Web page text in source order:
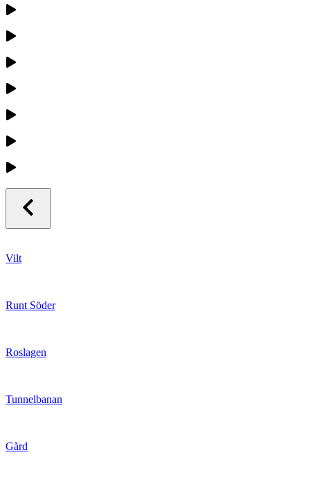
Vilt
Runt Söder
Roslagen
Tunnelbanan
Gård